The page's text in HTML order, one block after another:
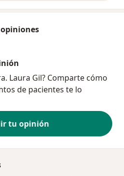
Laura Gil? Comparte cómo
de pacientes te lo
tu opinión